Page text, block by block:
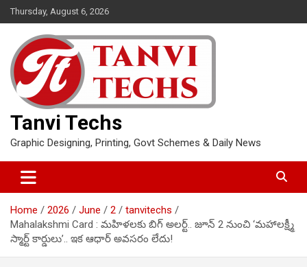
Skip
to
content
Thursday, August 6, 2026
Tanvi Techs
Graphic Designing, Printing, Govt Schemes & Daily News
Home 2026 June 2
tanvitechs
Mahalakshmi Card : మహిళలకు బిగ్ అలర్ట్.. జూన్ 2 నుంచి ‘మహాలక్ష్మీ
స్మార్ట్ కార్డులు’.. ఇక ఆధార్ అవసరం లేదు!